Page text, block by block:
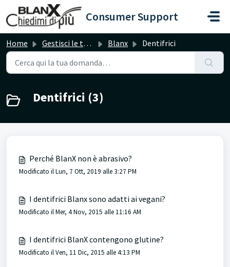
Salta al contenuto principale
Consumer Support
Home Gestisci le tue richieste Blanx Dentifrici
Dentifrici (3)
Perché BlanX non è abrasivo?
Modificato il Lun, 7 Ott, 2019 alle 3:27 PM
I dentifrici Blanx sono adatti ai vegani?
Modificato il Mer, 4 Nov, 2015 alle 11:16 AM
I dentifrici BlanX contengono glutine?
Modificato il Ven, 11 Dic, 2015 alle 4:13 PM